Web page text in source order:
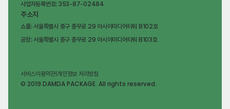
사업자등록번호: 353-87-02484
주소지
쇼룸: 서울특별시 중구 충무로 29 아시아미디어타워 B102호
공장: 서울특별시 중구 충무로 29 아시아미디어타워 B103호
서비스이용약관| 개인정보 처리방침
© 2019 DAMDA PACKAGE. All rights reserved.